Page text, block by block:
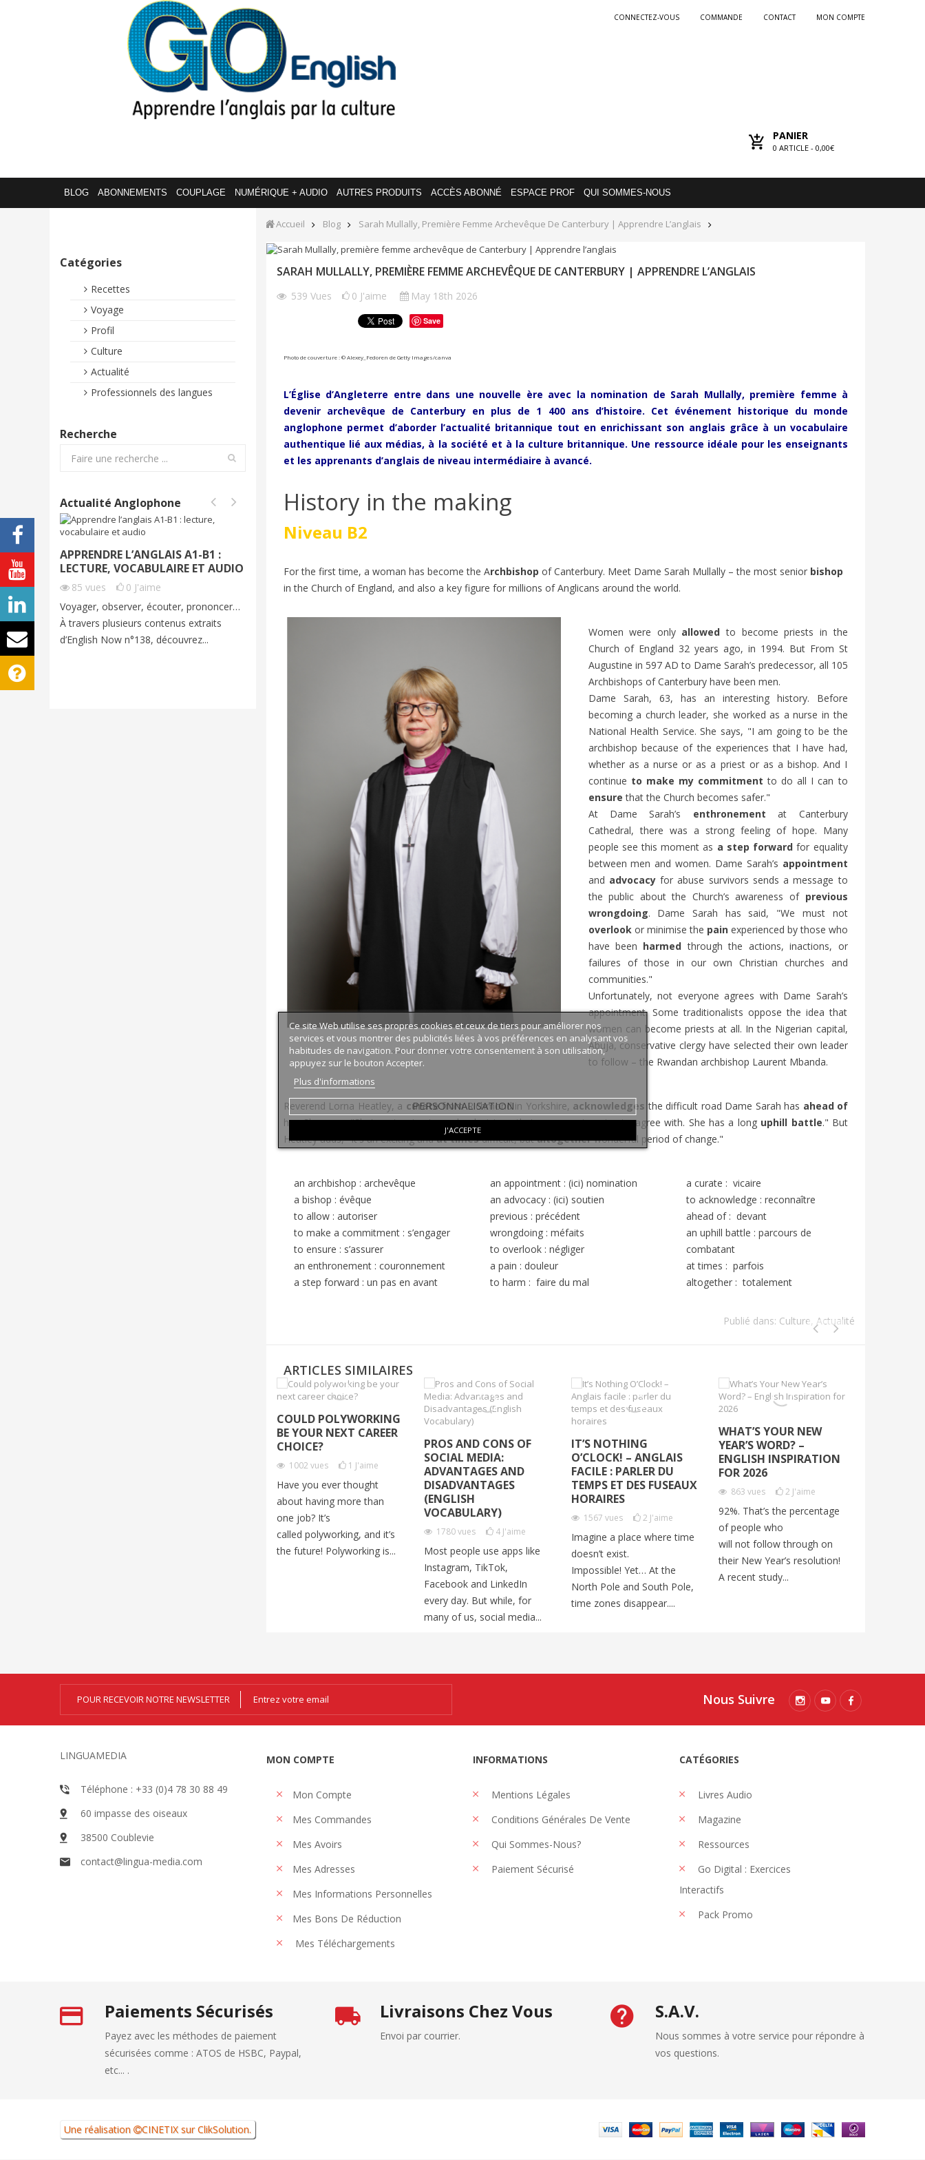
MON COMPTE
CONTACT
COMMANDE
CONNECTEZ-VOUS
PANIER
0 ARTICLE - 0,00€
BLOG ABONNEMENTS COUPLAGE NUMÉRIQUE + AUDIO AUTRES PRODUITS ACCÈS ABONNÉ ESPACE PROF QUI SOMMES-NOUS
Catégories
Recettes
Voyage
Profil
Culture
Actualité
Professionnels des langues
Recherche
Actualité Anglophone
APPRENDRE L’ANGLAIS A1-B1 :
LECTURE, VOCABULAIRE ET AUDIO
85 vues 0 J'aime
Voyager, observer, écouter, prononcer…
À travers plusieurs contenus extraits
d’English Now n°138, découvrez...
VOCABULAIRE, EXPRESSIONS ET
AUDIO | NIVEAUX B1-C1
Voyager en train permet de découvrir de
ANGLAIS A2-B1 | GO ENGLISH
360vues 0 J'aime
français d’étudier aux États-Unis. Un
ANGLAIS B1 | GO ENGLISH
édition historique, les grandes...
Accueil Blog Sarah Mullally, Première Femme Archevêque De Canterbury | Apprendre L’anglais
SARAH MULLALLY, PREMIÈRE FEMME ARCHEVÊQUE DE CANTERBURY | APPRENDRE L’ANGLAIS
539 Vues 0 J'aime May 18th 2026
Save
Photo de couverture : ©Alexey_Fedoren de Getty Images/canva
L’Église d’Angleterre entre dans une nouvelle ère avec la nomination de Sarah Mullally, première femme à
devenir archevêque de Canterbury en plus de 1 400 ans d’histoire. Cet événement historique du monde
anglophone permet d’aborder l’actualité britannique tout en enrichissant son anglais grâce à un vocabulaire
authentique lié aux médias, à la société et à la culture britannique. Une ressource idéale pour les enseignants
et les apprenants d’anglais de niveau intermédiaire à avancé.
History in the making
Niveau B2
For the first time, a woman has become the Archbishop of Canterbury. Meet Dame Sarah Mullally – the most senior bishop
in the Church of England, and also a key figure for millions of Anglicans around the world.
© House of Lords / photography by Roger Harris
Women were only allowed to become priests in the
Church of England 32 years ago, in 1994. But From St
Augustine in 597 AD to Dame Sarah’s predecessor, all 105
Archbishops of Canterbury have been men.
Dame Sarah, 63, has an interesting history. Before
becoming a church leader, she worked as a nurse in the
National Health Service. She says, "I am going to be the
archbishop because of the experiences that I have had,
whether as a nurse or as a priest or as a bishop. And I
continue to make my commitment to do all I can to
ensure that the Church becomes safer."
At Dame Sarah’s enthronement at Canterbury
Cathedral, there was a strong feeling of hope. Many
people see this moment as a step forwardfor equality
between men and women. Dame Sarah’s appointment
and advocacyfor abuse survivors sends a message to
the public about the Church’s awareness of previous
wrongdoing. Dame Sarah has said, "We must not
overlook or minimise the painexperienced by those who
have been harmed through the actions, inactions, or
failures of those in our own Christian churches and
communities."
Unfortunately, not everyone agrees with Dame Sarah’s
appointment. Some traditionalists oppose the idea that
women can become priests at all. In the Nigerian capital,
Abuja, conservative clergy have selected their own leader
to follow – the Rwandan archbishop Laurent Mbanda.
Reverend Lorna Heatley, a curatefrom Richmond in Yorkshire, acknowledges the difficult road Dame Sarah has ahead of
her. She says, "She's not going to make decisions that everyone is going to agree with. She has a long uphill battle." But
Heatley adds, "It's an exciting andat timesdifficult, butaltogetherwonderful period of change."
an archbishop : archevêque
a bishop : évêque
to allow : autoriser
to make a commitment : s’engager
to ensure : s’assurer
an enthronement : couronnement
a step forward : un pas en avant
an appointment : (ici) nomination
an advocacy : (ici) soutien
previous : précédent
wrongdoing : méfaits
to overlook : négliger
a pain : douleur
to harm : faire du mal
a curate : vicaire
to acknowledge : reconnaître
ahead of : devant
an uphill battle : parcours de
combatant
at times : parfois
altogether : totalement
Publié dans: Culture, Actualité
ARTICLES SIMILAIRES
COULD POLYWORKING
BE YOUR NEXT CAREER
CHOICE?
1002 vues 1 J'aime
Have you ever thought
about having more than
one job? It’s
called polyworking, and it’s
the future! Polyworking is...
PROS AND CONS OF
SOCIAL MEDIA:
ADVANTAGES AND
DISADVANTAGES
(ENGLISH
VOCABULARY)
1780vues 4 J'aime
Most people use apps like
Instagram, TikTok,
Facebook and LinkedIn
every day. But while, for
many of us, social media...
IT’S NOTHING
O’CLOCK! – ANGLAIS
FACILE : PARLER DU
TEMPS ET DES FUSEAUX
HORAIRES
1567 vues 2 J'aime
Imagine a place where time
doesn’t exist.
Impossible! Yet… At the
North Pole and South Pole,
time zones disappear....
WHAT’S YOUR NEW
YEAR’S WORD? –
ENGLISH INSPIRATION
FOR 2026
863 vues 2 J'aime
92%. That’s the percentage
of people who
will not follow through on
their New Year’s resolution!
A recent study...
Ce site Web utilise ses propres cookies et ceux de tiers pour améliorer nos
services et vous montrer des publicités liées à vos préférences en analysant vos
habitudes de navigation. Pour donner votre consentement à son utilisation,
appuyez sur le bouton Accepter.
Plus d'informations
PERSONNALISATION
J'ACCEPTE
POUR RECEVOIR NOTRE NEWSLETTER Nous Suivre
LINGUAMEDIA
Téléphone : +33 (0)4 78 30 88 49
60 impasse des oiseaux
38500 Coublevie
contact@lingua-media.com
MON COMPTE
Mon Compte
Mes Commandes
Mes Avoirs
Mes Adresses
Mes Informations Personnelles
Mes Bons De Réduction
Mes Téléchargements
INFORMATIONS
Mentions Légales
Conditions Générales De Vente
Qui Sommes-Nous?
Paiement Sécurisé
CATÉGORIES
Livres Audio
Magazine
Ressources
Go Digital : Exercices
Interactifs
Pack Promo
Paiements Sécurisés
Payez avec les méthodes de paiement
sécurisées comme : ATOS de HSBC, Paypal,
etc... .
Livraisons Chez Vous
Envoi par courrier.
S.A.V.
Nous sommes à votre service pour répondre à
vos questions.
Une réalisation CINETIX surClikSolution.